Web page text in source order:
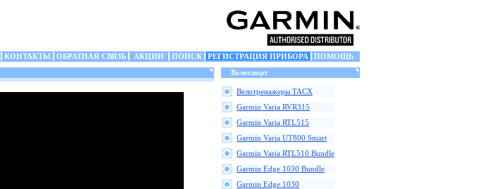
КОНТАКТЫ ОБРАТНАЯ СВЯЗЬ АКЦИИ ПОИСК РЕГИСТРАЦИЯ ПРИБОРА
ПОМОЩЬ
Велоспорт
Велотренажеры TACX
Garmin Varia RVR315
Garmin Varia RTL515
Garmin Varia UT800 Smart
Garmin Varia RTL510 Bundle
Garmin Edge 1030 Bundle
Garmin Edge 1030